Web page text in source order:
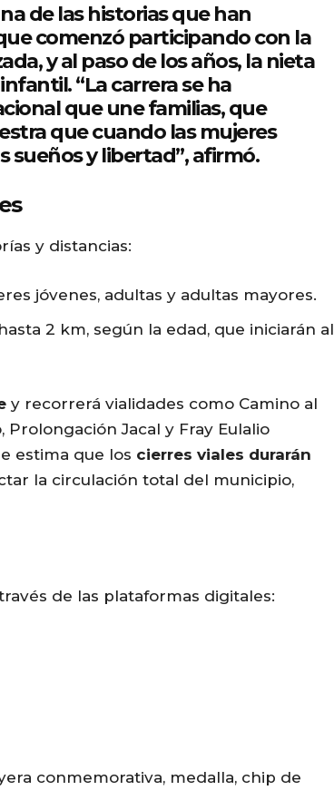
de las historias que han
comenzó participando con la
y al paso de los años, la nieta
“La carrera se ha
que une familias, que
que cuando las mujeres
sueños y libertad”, afirmó.
y distancias:
jóvenes, adultas y adultas mayores.
2 km, según la edad, que iniciarán al
y recorrerá vialidades como Camino al
Jacal y Fray Eulalio
estima que los cierres viales durarán
la circulación total del municipio,
de las plataformas digitales:
conmemorativa, medalla, chip de